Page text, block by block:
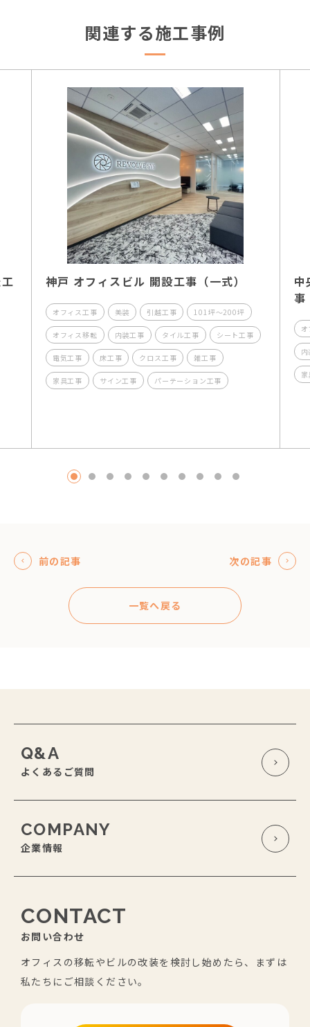
関連する施工事例
神戸 オフィスビル 開設工事（一式）
オフィス工事 美装 引越工事 101坪～200坪
オフィス移転 内装工事 タイル工事 シート工事
電気工事 床工事 クロス工事 雑工事
家具工事 サイン工事 パーテーション工事
中
事
1
2 3 4 5 6 7 8
前の記事 次の記事
一覧へ戻る
Q&A
よくあるご質問
COMPANY
企業情報
CONTACT
お問い合わせ
オフィスの移転やビルの改装を検討し始めたら、まずは
私たちにご相談ください。